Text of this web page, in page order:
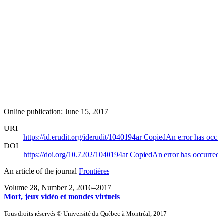
Online publication: June 15, 2017
URI
https://id.erudit.org/iderudit/1040194arCopiedAn error has
DOI
https://doi.org/10.7202/1040194arCopiedAn error has
An article of the journal Frontières
Volume 28, Number 2, 2016–2017
Mort, jeux vidéo et mondes virtuels
Tous droits réservés © Université du Québec à Montréal, 2017